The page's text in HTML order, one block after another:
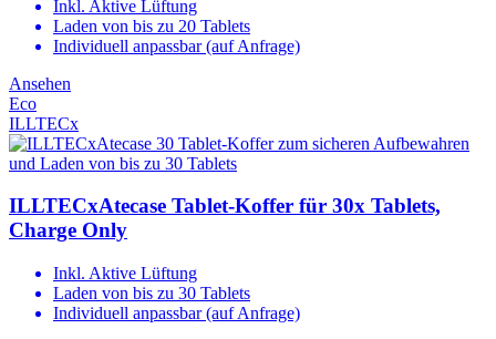
Inkl. Aktive Lüftung
Laden von bis zu 20 Tablets
Individuell anpassbar (auf Anfrage)
Ansehen
Eco
ILLTECx
ILLTECxAtecase Tablet-Koffer für 30x Tablets,
Charge Only
Inkl. Aktive Lüftung
Laden von bis zu 30 Tablets
Individuell anpassbar (auf Anfrage)